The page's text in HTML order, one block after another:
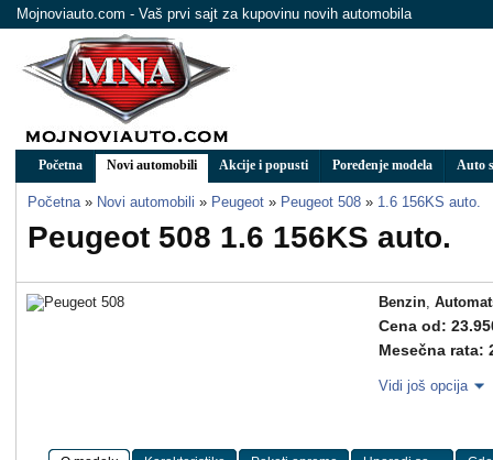
Mojnoviauto.com - Vaš prvi sajt za kupovinu novih automobila
Početna Novi automobili Akcije i popusti Poređenje modela Auto
Početna » Novi automobili » Peugeot » Peugeot 508 » 1.6 156KS auto.
Peugeot 508 1.6 156KS auto.
Benzin,
Cena od:
Mesečna rata:
Vidi još opcija